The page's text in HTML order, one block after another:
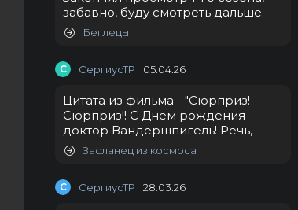
забавно, буду смотреть дальше.
Беглецы
С СергиусТР 05.04.26
Цитата из фильма - "Сюрприз!
Сюрприз!! С Днем рождения
доктор Вандершпигель! Речь,
Засланец из космоса
С СергиусТР 28.03.26